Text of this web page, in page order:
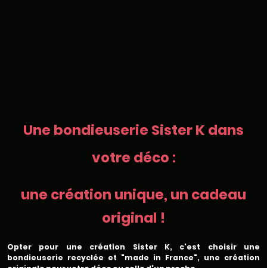
Une bondieuserie Sister K dans
votre déco :
une création unique, un cadeau
original !
Opter pour une création Sister K, c'est choisir une
bondieuserie recyclée et "made in France", une création